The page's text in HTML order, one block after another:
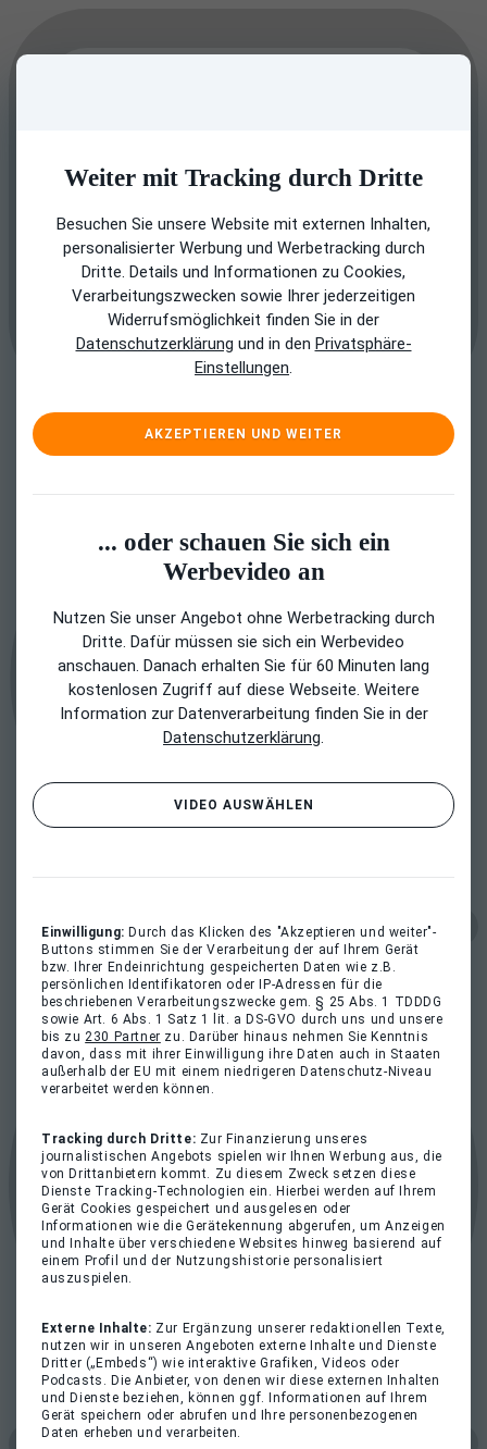
Weiter mit Tracking durch Dritte
Besuchen Sie unsere Website mit externen Inhalten,
personalisierter Werbung und Werbetracking durch
Dritte. Details und Informationen zu Cookies,
Verarbeitungszwecken sowie Ihrer jederzeitigen
Widerrufsmöglichkeit finden Sie in der
Datenschutzerklärung und in den Privatsphäre-
Einstellungen.
AKZEPTIEREN UND WEITER
... oder schauen Sie sich ein
Werbevideo an
Nutzen Sie unser Angebot ohne Werbetracking durch
Dritte. Dafür müssen sie sich ein Werbevideo
anschauen. Danach erhalten Sie für 60 Minuten lang
kostenlosen Zugriff auf diese Webseite. Weitere
Information zur Datenverarbeitung finden Sie in der
Datenschutzerklärung.
VIDEO AUSWÄHLEN
Einwilligung: Durch das Klicken des "Akzeptieren und weiter"-
Buttons stimmen Sie der Verarbeitung der auf Ihrem Gerät
bzw. Ihrer Endeinrichtung gespeicherten Daten wie z.B.
persönlichen Identifikatoren oder IP-Adressen für die
beschriebenen Verarbeitungszwecke gem. § 25 Abs. 1 TDDDG
sowie Art. 6 Abs. 1 Satz 1 lit. a DS-GVO durch uns und unsere
bis zu230 Partner zu. Darüber hinaus nehmen Sie Kenntnis
davon, dass mit ihrer Einwilligung ihre Daten auch in Staaten
außerhalb der EU mit einem niedrigeren Datenschutz-Niveau
verarbeitet werden können.
Tracking durch Dritte: Zur Finanzierung unseres
journalistischen Angebots spielen wir Ihnen Werbung aus, die
von Drittanbietern kommt. Zu diesem Zweck setzen diese
Dienste Tracking-Technologien ein. Hierbei werden auf Ihrem
Gerät Cookies gespeichert und ausgelesen oder
Informationen wie die Gerätekennung abgerufen, um Anzeigen
und Inhalte über verschiedene Websites hinweg basierend auf
einem Profil und der Nutzungshistorie personalisiert
auszuspielen.
Externe Inhalte: Zur Ergänzung unserer redaktionellen Texte,
nutzen wir in unseren Angeboten externe Inhalte und Dienste
Dritter („Embeds“) wie interaktive Grafiken, Videos oder
Podcasts. Die Anbieter, von denen wir diese externen Inhalten
und Dienste beziehen, können ggf. Informationen auf Ihrem
Gerät speichern oder abrufen und Ihre personenbezogenen
Daten erheben und verarbeiten.